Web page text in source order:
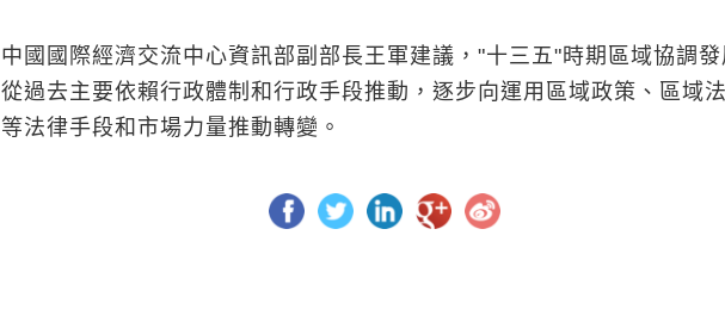
中國國際經濟交流中心資訊部副部長王軍建議，"十三五"時期區域協調發
從過去主要依賴行政體制和行政手段推動，逐步向運用區域政策、區域
等法律手段和市場力量推動轉變。